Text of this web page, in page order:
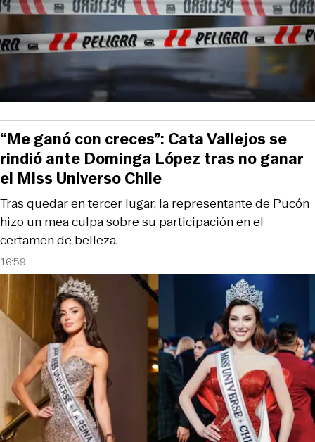
16:59
Tras quedar en tercer lugar, la representante de Pucón
hizo un mea culpa sobre su participación en el
certamen de belleza.
“Me ganó con creces”: Cata Vallejos se
rindió ante Dominga López tras no ganar
el Miss Universo Chile